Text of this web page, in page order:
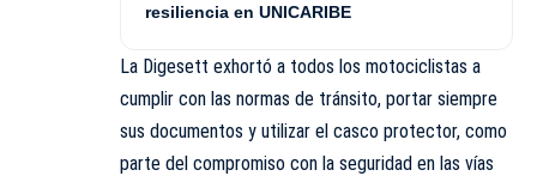
resiliencia en UNICARIBE
La Digesett exhortó a todos los motociclistas a
cumplir con las normas de tránsito, portar siempre
sus documentos y utilizar el casco protector, como
parte del compromiso con la seguridad en las vías